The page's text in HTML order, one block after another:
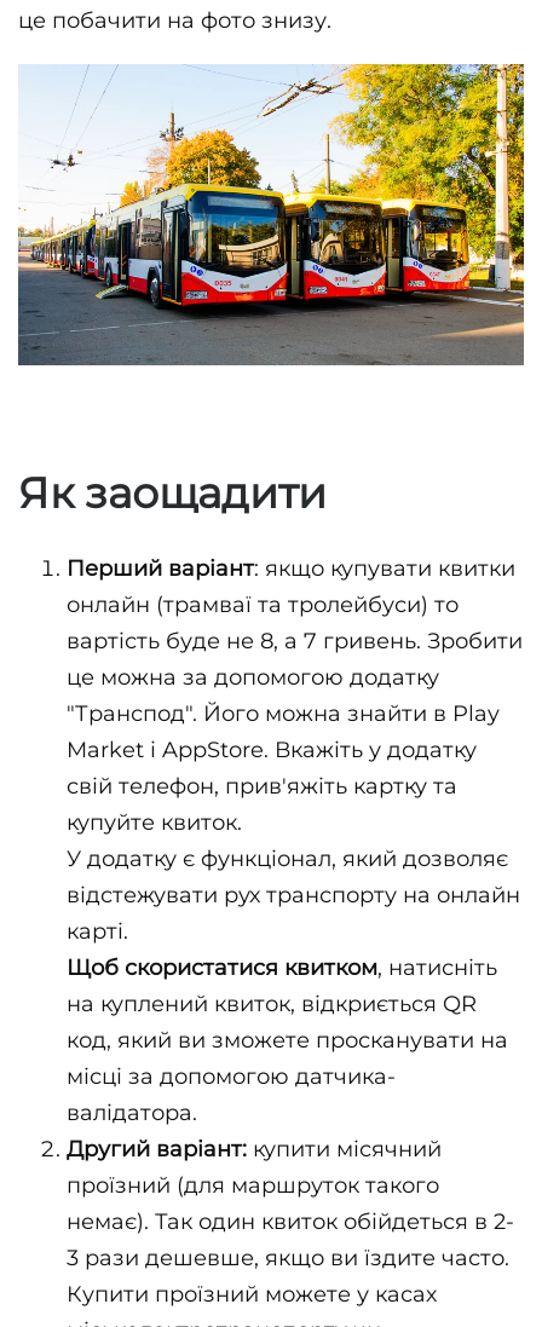
це побачити на фото знизу.
Як заощадити
Перший варіант: якщо купувати квитки
онлайн (трамваї та тролейбуси) то
вартість буде не 8, а 7 гривень. Зробити
це можна за допомогою додатку
"Транспод". Його можна знайти в Play
Market і AppStore. Вкажіть у додатку
свій телефон, прив'яжіть картку та
купуйте квиток.
У додатку є функціонал, який дозволяє
відстежувати рух транспорту на онлайн
карті.
Щоб скористатися квитком, натисніть
на куплений квиток, відкриється QR
код, який ви зможете просканувати на
місці за допомогою датчика-
валідатора.
Другий варіант: купити місячний
проїзний (для маршруток такого
немає). Так один квиток обійдеться в 2-
3 рази дешевше, якщо ви їздите часто.
Купити проїзний можете у касах